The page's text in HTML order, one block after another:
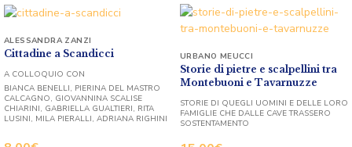
Cittadine a Scandicci
ALESSANDRA ZANZI
A COLLOQUIO CON
BIANCA BENELLI, PIERINA DEL MASTRO
CALCAGNO, GIOVANNINA SCALISE
CHIARINI, GABRIELLA GUALTIERI, RITA
LUSINI, MILA PIERALLI, ADRIANA RIGHINI
Storie di pietre e scalpellini tra
Montebuoni e Tavarnuzze
URBANO MEUCCI
STORIE DI QUEGLI UOMINI E DELLE LORO
FAMIGLIE CHE DALLE CAVE TRASSERO
SOSTENTAMENTO